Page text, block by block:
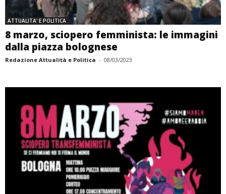
ATTUALITA' E POLITICA
8 marzo, sciopero femminista: le immagini
dalla piazza bolognese
Redazione Attualità e Politica - 08/03/2023